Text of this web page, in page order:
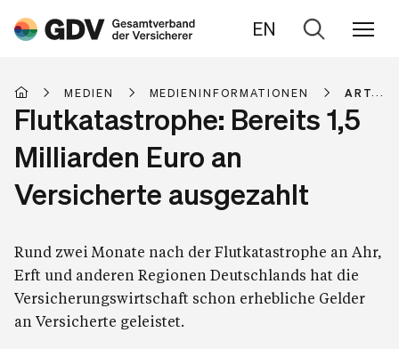
EN
Zur
MEDIEN MEDIENINFORMATIONEN
Flutkatastrophe: Bereits 1,5
Milliarden Euro an
Versicherte ausgezahlt
Rund zwei Monate nach der Flutkatastrophe an Ahr,
Erft und anderen Regionen Deutschlands hat die
Versicherungswirtschaft schon erhebliche Gelder
an Versicherte geleistet.